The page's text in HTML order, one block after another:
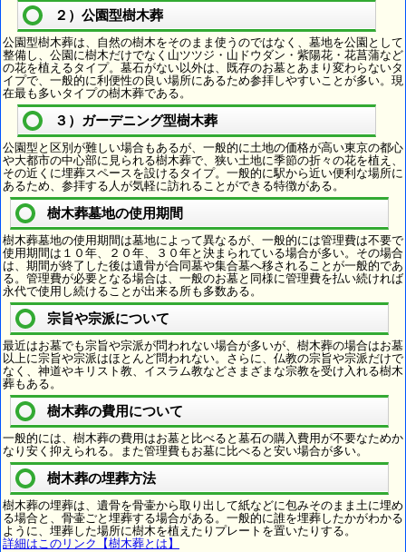
２）公園型樹木葬
公園型樹木葬は、自然の樹木をそのまま使うのではなく、墓地を公園として
整備し、公園に樹木だけでなく山ツツジ・山ドウダン・紫陽花・花菖蒲など
の花を植えるタイプ。墓石がない以外は、既存のお墓とあまり変わらないタ
イプで、一般的に利便性の良い場所にあるため参拝しやすいことが多い。現
在最も多いタイプの樹木葬である。
３）ガーデニング型樹木葬
公園型と区別が難しい場合もあるが、一般的に土地の価格が高い東京の都心
や大都市の中心部に見られる樹木葬で、狭い土地に季節の折々の花を植え、
その近くに埋葬スペースを設けるタイプ。一般的に駅から近い便利な場所に
あるため、参拝する人が気軽に訪れることができる特徴がある。
樹木葬墓地の使用期間
樹木葬墓地の使用期間は墓地によって異なるが、一般的には管理費は不要で
使用期間は１０年、２０年、３０年と決まられている場合が多い。その場合
は、期間が終了した後は遺骨が合同墓や集合墓へ移されることが一般的であ
る。管理費が必要となる場合は、一般のお墓と同様に管理費を払い続ければ
永代で使用し続けることが出来る所も多数ある。
宗旨や宗派について
最近はお墓でも宗旨や宗派が問われない場合が多いが、樹木葬の場合はお墓
以上に宗旨や宗派はほとんど問われない。さらに、仏教の宗旨や宗派だけで
なく、神道やキリスト教、イスラム教などさまざまな宗教を受け入れる樹木
葬もある。
樹木葬の費用について
一般的には、樹木葬の費用はお墓と比べると墓石の購入費用が不要なためか
なり安く抑えられる。また管理費もお墓に比べると安い場合が多い。
樹木葬の埋葬方法
樹木葬の埋葬は、遺骨を骨壷から取り出して紙などに包みそのまま土に埋め
る場合と、骨壷ごと埋葬する場合がある。一般的に誰を埋葬したかがわかる
ように、埋葬した場所に樹木を植えたりプレートを置いたりする。
詳細はこのリンク【樹木葬とは】